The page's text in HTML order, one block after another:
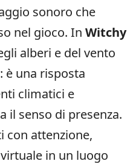
sonoro che
nel gioco. In Witchy
alberi e del vento
è una risposta
climatici e
il senso di presenza.
con attenzione,
in un luogo